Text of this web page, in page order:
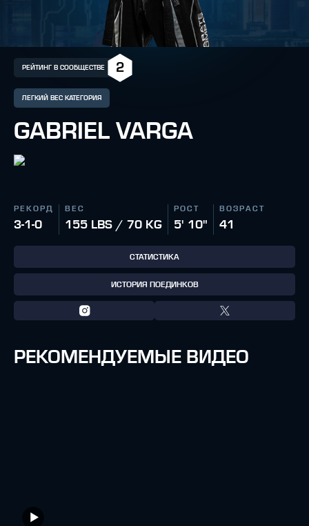
ЛЕГКИЙ ВЕС КАТЕГОРИЯ
РЕЙТИНГ В СООБЩЕСТВЕ 2
GABRIEL VARGA
РЕКОРД
3-1-0
ВЕС
155 LBS / 70 KG
РОСТ
5' 10"
ВОЗРАСТ
41
СТАТИСТИКА
ИСТОРИЯ ПОЕДИНКОВ
РЕКОМЕНДУЕМЫЕ ВИДЕО